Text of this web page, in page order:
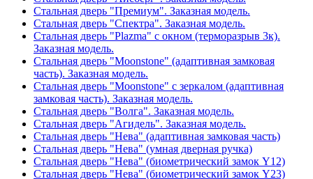
Стальная дверь "Премиум". Заказная модель.
Стальная дверь "Спектра". Заказная модель.
Стальная дверь "Plazma" с окном (терморазрыв 3к).
Заказная модель.
Стальная дверь "Moonstone" (адаптивная замковая
часть). Заказная модель.
Стальная дверь "Moonstone" с зеркалом (адаптивная
замковая часть). Заказная модель.
Стальная дверь "Волга". Заказная модель.
Стальная дверь "Агидель". Заказная модель.
Стальная дверь "Нева" (адаптивная замковая часть)
Стальная дверь "Нева" (умная дверная ручка)
Стальная дверь "Нева" (биометрический замок Y12)
Стальная дверь "Нева" (биометрический замок Y23)